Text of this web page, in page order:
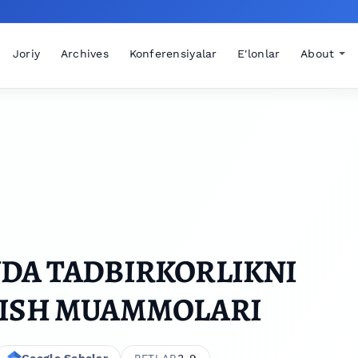
Joriy Archives Konferensiyalar E'lonlar About
TADBIRKORLIKNI
MUAMMOLARI